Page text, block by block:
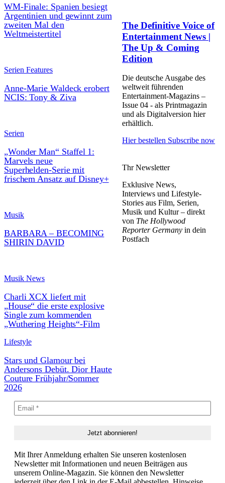
WM-Finale: Spanien besiegt
Argentinien und gewinnt zum
zweiten Mal den
Weltmeistertitel
Serien Features
Anne-Marie Waldeck erobert
NCIS: Tony & Ziva
Serien
„Wonder Man“ Staffel 1:
Marvels neue
Superhelden‑Serie mit
frischem Ansatz auf Disney+
Musik
BARBARA – BECOMING
SHIRIN DAVID
Musik News
Charli XCX liefert mit
„House“ die erste explosive
Single zum kommenden
„Wuthering Heights“-Film
Lifestyle
Stars und Glamour bei
Andersons Debüt. Dior Haute
Couture Frühjahr/Sommer
2026
The Definitive Voice of
Entertainment News |
The Up & Coming
Edition
Die deutsche Ausgabe des
weltweit führenden
Entertainment-Magazins –
Issue 04 - als Printmagazin
und als Digitalversion hier
erhältlich.
Hier bestellen Subscribe now
Thr Newsletter
Exklusive News,
Interviews und Lifestyle-
Stories aus Film, Serien,
Musik und Kultur – direkt
von The Hollywood
Reporter Germany in dein
Postfach
Mit Ihrer Anmeldung erhalten Sie unseren kostenlosen
Newsletter mit Informationen und neuen Beiträgen aus
unserem Online-Magazin. Sie können den Newsletter